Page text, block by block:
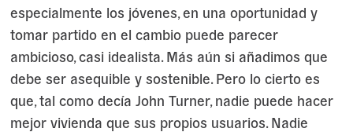
especialmente los jóvenes, en una oportunidad y
tomar partido en el cambio puede parecer
ambicioso, casi idealista. Más aún si añadimos que
debe ser asequible y sostenible. Pero lo cierto es
que, tal como decía John Turner, nadie puede hacer
mejor vivienda que sus propios usuarios. Nadie